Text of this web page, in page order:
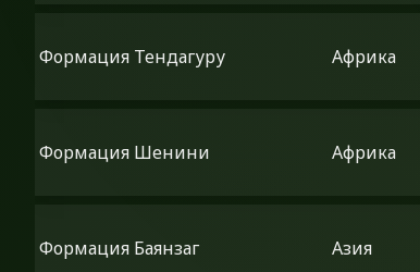
Формация Тендагуру Африка
Формация Шенини Африка
Формация Баянзаг Азия